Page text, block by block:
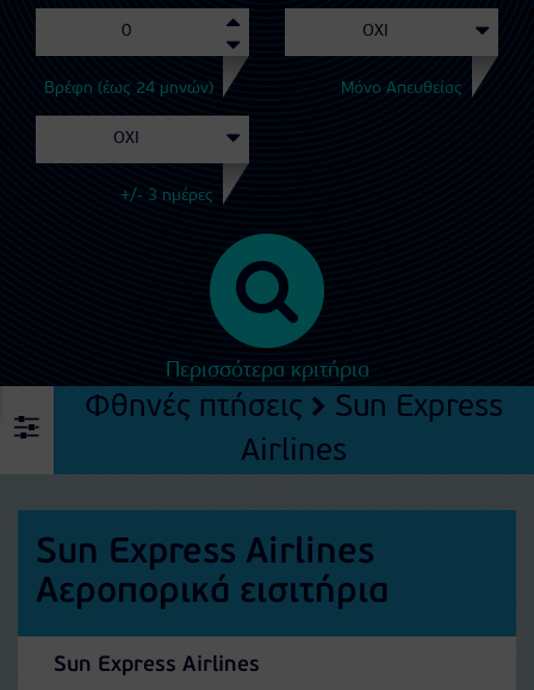
Βρέφη (έως 24 μηνών) Μόνο Απευθείας
+/- 3 ημέρες
Περισσότερα κριτήρια
Φθηνές πτήσεις
Sun Express
Airlines
Sun Express Airlines
Αεροπορικά εισιτήρια
Sun Express Airlines